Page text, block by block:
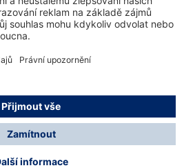
2025
plus náklady na dopravu a
pokud není uvedeno jinak.